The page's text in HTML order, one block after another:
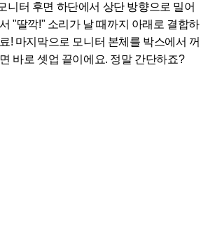
니터 후면 하단에서 상단 방향으로 밀어
"딸깍!" 소리가 날 때까지 아래로 결합하
! 마지막으로 모니터 본체를 박스에서 꺼
바로 셋업 끝이에요. 정말 간단하죠?